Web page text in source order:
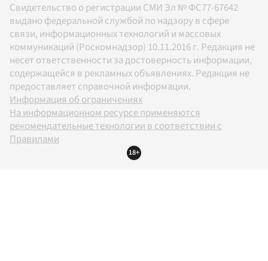
Свидетельство о регистрации СМИ Эл № ФС77-67642
выдано федеральной службой по надзору в сфере
связи, информационных технологий и массовых
коммуникаций (Роскомнадзор) 10.11.2016 г. Редакция не
несет ответственности за достоверность информации,
содержащейся в рекламных объявлениях. Редакция не
предоставляет справочной информации.
Информация об ограничениях
На информационном ресурсе применяются
рекомендательные технологии в соответствии с
Правилами
18+